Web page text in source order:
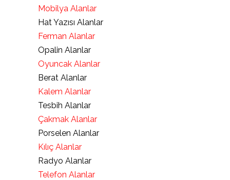
Mobilya Alanlar
Hat Yazısı Alanlar
Ferman Alanlar
Opalin Alanlar
Oyuncak Alanlar
Berat Alanlar
Kalem Alanlar
Tesbih Alanlar
Çakmak Alanlar
Porselen Alanlar
Kılıç Alanlar
Radyo Alanlar
Telefon Alanlar